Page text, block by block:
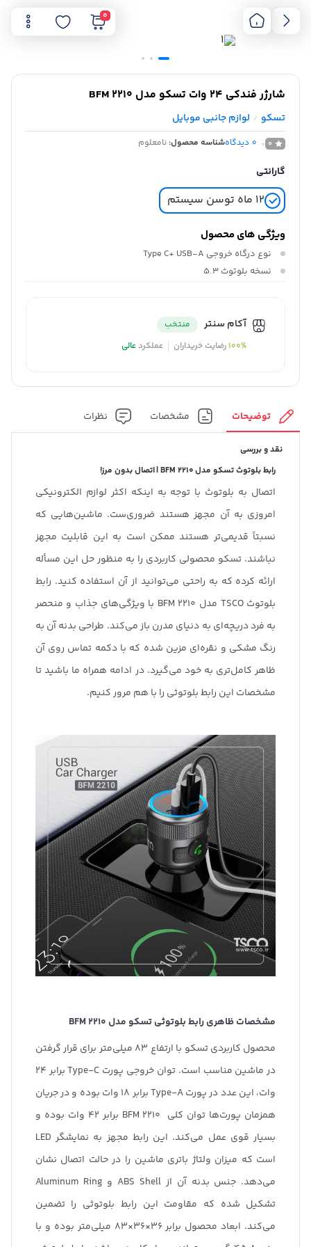
0
شارژر فندکی 24 وات تسکو مدل BFM 2210
تسکو / لوازم جانبی موبایل
0
0 دیدگاهشناسه محصول: نامعلوم
گارانتی
۱۲ ماه توسن سیستم
ویژگی های محصول
نوع درگاه خروجی Type C+ USB-A
نسخه بلوتوث 5.3
آکام سنتر
منتخب
100%رضایت خریداران عملکردعالی
توضیحات مشخصات نظرات
نقد و بررسی
رابط بلوتوث تسکو مدلBFM 2210 | اتصال بدون مرز!
اتصال به بلوتوث با توجه به اینکه اکثر لوازم الکترونیکی
امروزی به آن مجهز هستند ضروری‌ست. ماشین‌هایی که
نسبتاً قدیمی‌تر هستند ممکن است به این قابلیت مجهز
نباشند. تسکو محصولی کاربردی را به منظور حل این مسأله
ارائه کرده که به راحتی می‌توانید از آن استفاده کنید. رابط
بلوتوث TSCO مدل BFM 2210 با ویژگی‌های جذاب و منحصر
به فرد دریچه‌ای به دنیای مدرن باز می‌کند. طراحی بدنه آن به
رنگ مشکی و نقره‌ای مزین شده که با دکمه تماس روی آن
ظاهر کامل‌تری به خود می‌گیرد. در ادامه همراه ما باشید تا
مشخصات این رابط بلوتوثی را با هم مرور کنیم.
مشخصات ظاهری رابط بلوتوثی تسکو مدل BFM 2210
محصول کاربردی تسکو با ارتفاع 83 میلی‌متر برای قرار گرفتن
در ماشین مناسب است. توان خروجی پورت Type-C برابر 24
وات، این عدد در پورت Type-A برابر 18 وات بوده و در جریان
همزمان پورت‌ها توان کلی BFM 2210 برابر 42 وات بوده و
بسیار قوی عمل می‌کند. این رابط مجهز به نمایشگر LED
است که میزان ولتاژ باتری ماشین را در حالت اتصال نشان
می‌دهد. جنس بدنه آن از ABS Shell و Aluminum Ring
تشکیل شده که مقاومت این رابط بلوتوثی را تضمین
می‌کند. ابعاد محصول برابر 36×36×83 میلی‌متر بوده و با